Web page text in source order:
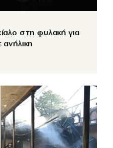
στη φυλακή για